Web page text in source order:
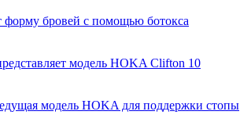
форму бровей с помощью ботокса
модель HOKA Clifton 10
модель HOKA для поддержки стопы